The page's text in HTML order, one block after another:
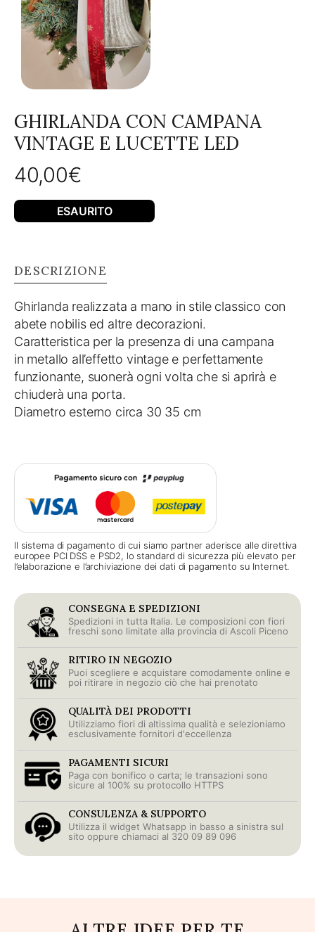
GHIRLANDA CON CAMPANA
VINTAGE E LUCETTE LED
40,00€
ESAURITO
DESCRIZIONE
Ghirlanda realizzata a mano in stile classico con
abete nobilis ed altre decorazioni.
Caratteristica per la presenza di una campana
in metallo all’effetto vintage e perfettamente
funzionante, suonerà ogni volta che si aprirà e
chiuderà una porta.
Diametro esterno circa 30 35 cm
Il sistema di pagamento di cui siamo partner aderisce alle direttiva
europee PCI DSS e PSD2, lo standard di sicurezza più elevato per
l’elaborazione e l’archiviazione dei dati di pagamento su Internet.
CONSEGNA E SPEDIZIONI
Spedizioni in tutta Italia. Le composizioni con fiori
freschi sono limitate alla provincia di Ascoli Piceno
RITIRO IN NEGOZIO
Puoi scegliere e acquistare comodamente online e
poi ritirare in negozio ciò che hai prenotato
QUALITÀ DEI PRODOTTI
Utilizziamo fiori di altissima qualità e selezioniamo
esclusivamente fornitori d'eccellenza
PAGAMENTI SICURI
Paga con bonifico o carta; le transazioni sono
sicure al 100% su protocollo HTTPS
CONSULENZA & SUPPORTO
Utilizza il widget Whatsapp in basso a sinistra sul
sito oppure chiamaci al 320 09 89 096